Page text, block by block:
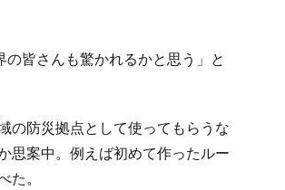
皆さんも驚かれるかと思う」と
の防災拠点として使ってもらうな
思案中。例えば初めて作ったルー
た。